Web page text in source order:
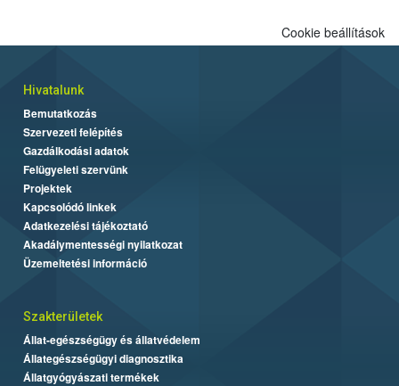
Cookie beállítások
Hivatalunk
Bemutatkozás
Szervezeti felépítés
Gazdálkodási adatok
Felügyeleti szervünk
Projektek
Kapcsolódó linkek
Adatkezelési tájékoztató
Akadálymentességi nyilatkozat
Üzemeltetési információ
Szakterületek
Állat-egészségügy és állatvédelem
Állategészségügyi diagnosztika
Állatgyógyászati termékek